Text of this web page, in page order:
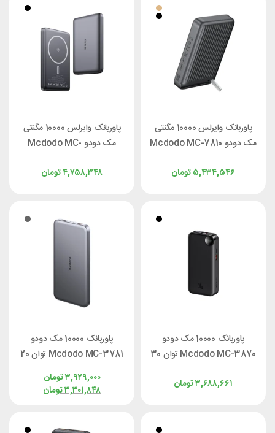
پاوربانک وایرلس 10000 مگنتی
مک دودو Mcdodo MC-7810
تومان۵,۴۳۴,۵۴۶
پاوربانک وایرلس 10000 مگنتی
مک دودو Mcdodo MC-
تومان۴,۷۵۸,۳۴۸
پاوربانک 10000 مک دودو
Mcdodo MC-3870 توان 30
تومان۳,۶۸۸,۶۶۱
پاوربانک 10000 مک دودو
Mcdodo MC-3781 توان 20
وات
تومان۳,۹۲۹,۰۰۰
تومان۳,۳۰۱,۸۴۸